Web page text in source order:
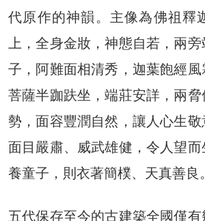
代原作的神韻。主像為佛祖釋
上，全身金妝，神態自若，兩
子，阿難面相清秀，迦葉飽經
菩薩半跏趺坐，端莊安詳，兩
勢，面容豐潤自然，讓人心生敬
面目嚴肅、威武雄健，令人望
養童子，則衣著簡樸、天真善良。
五代保存至今的古建築全國僅